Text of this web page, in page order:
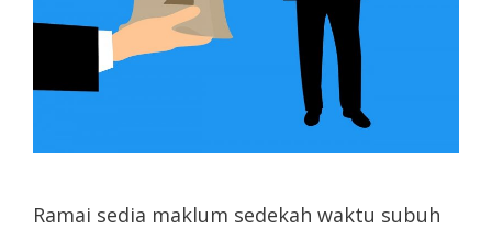
Ramai sedia maklum sedekah waktu subuh